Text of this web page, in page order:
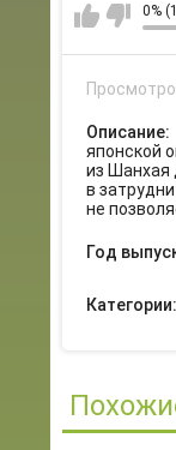
0%
Описание:
японской
из Шанхая
в
не
Год
Категории: